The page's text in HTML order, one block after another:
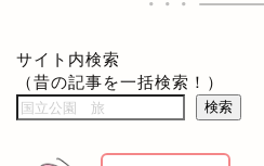
サイト内検索
（昔の記事を一括検索！）
検索